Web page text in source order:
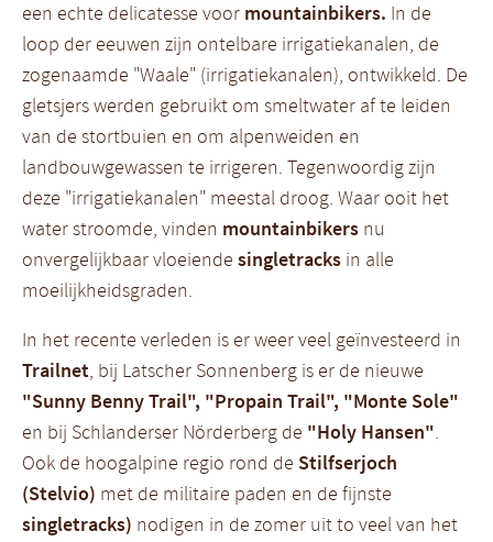
een echte delicatesse voor mountainbikers. In de
loop der eeuwen zijn ontelbare irrigatiekanalen, de
zogenaamde "Waale" (irrigatiekanalen), ontwikkeld. De
gletsjers werden gebruikt om smeltwater af te leiden
van de stortbuien en om alpenweiden en
landbouwgewassen te irrigeren. Tegenwoordig zijn
deze "irrigatiekanalen" meestal droog. Waar ooit het
water stroomde, vinden mountainbikers nu
onvergelijkbaar vloeiende singletracks in alle
moeilijkheidsgraden.
In het recente verleden is er weer veel geïnvesteerd in
Trailnet, bij Latscher Sonnenberg is er de nieuwe
"Sunny Benny Trail", "Propain Trail", "Monte Sole"
en bij Schlanderser Nörderberg de "Holy Hansen".
Ook de hoogalpine regio rond de Stilfserjoch
(Stelvio) met de militaire paden en de fijnste
singletracks) nodigen in de zomer uit to veel van het